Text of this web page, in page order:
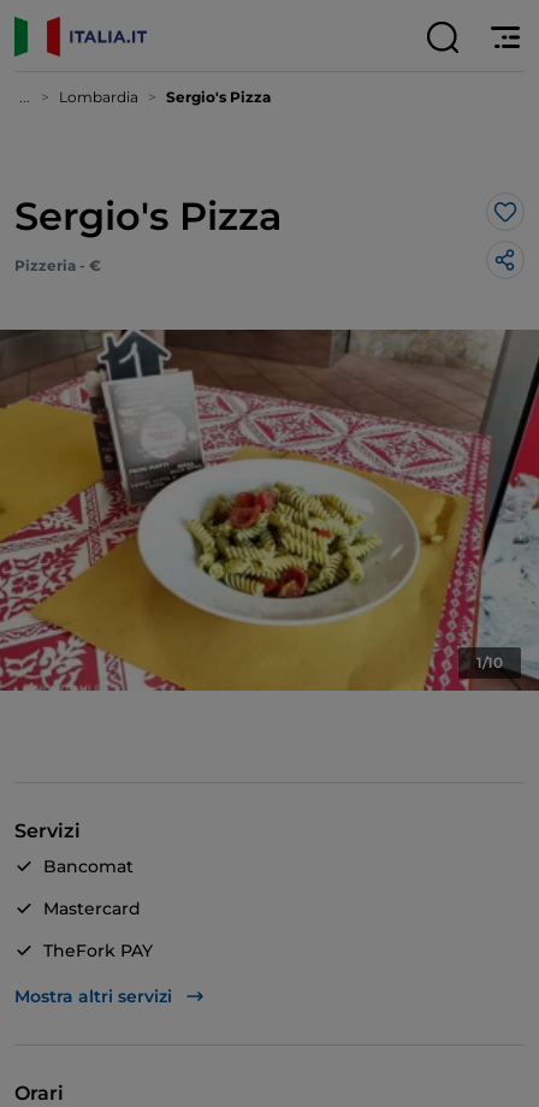
... Lombardia Sergio's Pizza
Sergio's Pizza
Pizzeria - €
1/10
Servizi
Bancomat
Mastercard
TheFork PAY
Unionpay via TheFork PAY
Mostra altri servizi
Orari